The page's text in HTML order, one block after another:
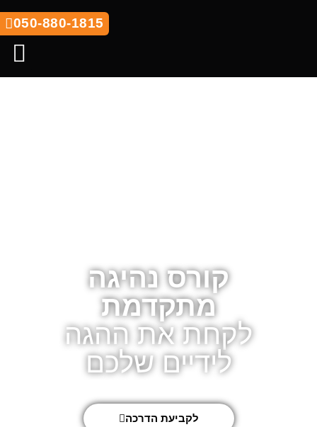
050-880-1815
קורס נהיגה
מתקדמת
לקחת את ההגה
לידיים שלכם
לקביעת הדרכה